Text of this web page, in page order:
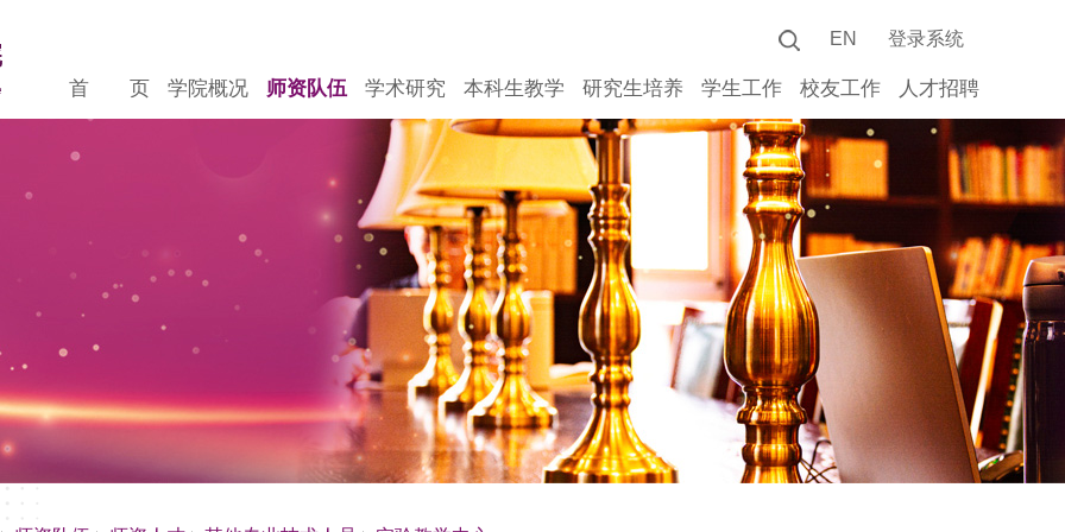
EN 登录系统
首 页 学院概况 师资队伍 学术研究 本科生教学 研究生培养 学生工作 校友工作 人才招聘